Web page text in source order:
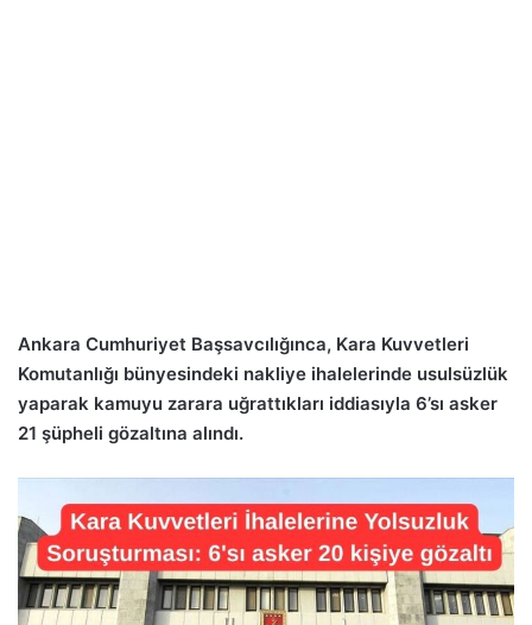
Ankara Cumhuriyet Başsavcılığınca, Kara Kuvvetleri
Komutanlığı bünyesindeki nakliye ihalelerinde usulsüzlük
yaparak kamuyu zarara uğrattıkları iddiasıyla 6’sı asker
21 şüpheli gözaltına alındı.